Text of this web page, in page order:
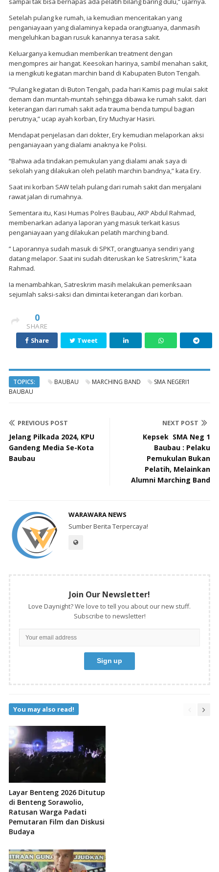
Setelah pulang ke rumah, ia kemudian menceritakan yang
penganiayaan yang dialaminya kepada orangtuanya, danmasih
mengeluhkan bagian rusuk kanannya terasa sakit.
Keluarganya kemudian memberikan treatment dengan
mengompres air hangat. Keesokan harinya, sambil menahan sakit,
ia mengikuti kegiatan marchin band di Kabupaten Buton Tengah.
“Pulang kegiatan di Buton Tengah, pada hari Kamis pagi mulai sakit
demam dan muntah-muntah sehingga dibawa ke rumah sakit. dari
keterangan dari rumah sakit ada trauma benda tumpul bagian
perutnya,” ucap ayah korban, Ery Muchyar Hasiri.
Mendapat penjelasan dari dokter, Ery kemudian melaporkan aksi
penganiayaan yang dialami anaknya ke Polisi.
“Bahwa ada tindakan pemukulan yang dialami anak saya di
sekolah yang dilakukan oleh pelatih marchin bandnya,” kata Ery.
Saat ini korban SAW telah pulang dari rumah sakit dan menjalani
rawat jalan di rumahnya.
Sementara itu, Kasi Humas Polres Baubau, AKP Abdul Rahmad,
membenarkan adanya laporan yang masuk terkait kasus
penganiayaan yang dilakukan pelatih marching band.
” Laporannya sudah masuk di SPKT, orangtuanya sendiri yang
datang melapor. Saat ini sudah diteruskan ke Satreskrim,” kata
Rahmad.
Ia menambahkan, Satreskrim masih melakukan pemeriksaan
sejumlah saksi-saksi dan dimintai keterangan dari korban.
0
SHARE
Share
Tweet
TOPICS: BAUBAU MARCHING BAND
SMA NEGERI1
BAUBAU
PREVIOUS POST
Jelang Pilkada 2024, KPU
Gandeng Media Se-Kota
Baubau
NEXT POST
Kepsek SMA Neg 1
Baubau : Pelaku
Pemukulan Bukan
Pelatih, Melainkan
Alumni Marching Band
WARAWARA NEWS
Sumber Berita Terpercaya!
Join Our Newsletter!
Love Daynight? We love to tell you about our new stuff.
Subscribe to newsletter!
You may also read!
Layar Benteng 2026 Ditutup
di Benteng Sorawolio,
Ratusan Warga Padati
Pemutaran Film dan Diskusi
Budaya